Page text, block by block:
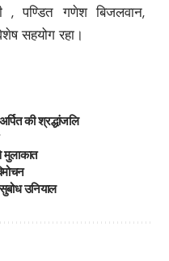
, पण्डित गणेश बिजलवान,
सहयोग रहा।
की श्रद्धांजलि
उनियाल